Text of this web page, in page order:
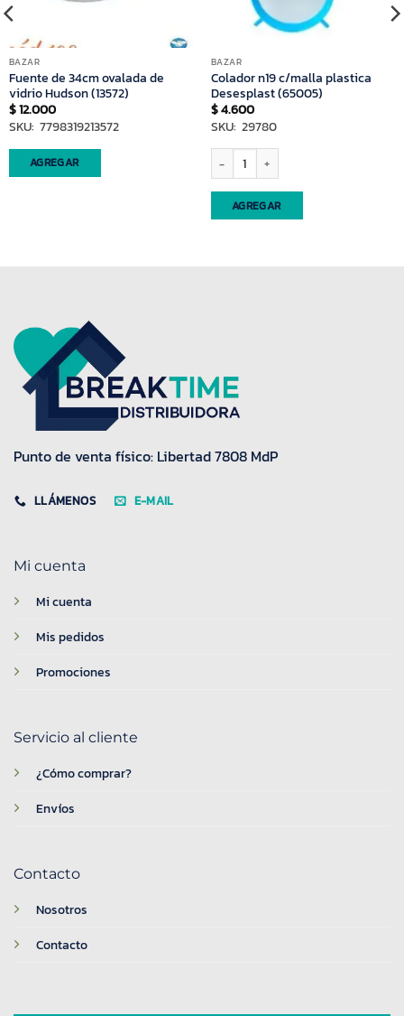
BAZAR
Fuente de 34cm ovalada de
vidrio Hudson (13572)
$12.000
SKU: 7798319213572
AGREGAR
BAZAR
Colador n19 c/malla plastica
Desesplast (65005)
$4.600
SKU: 29780
Colador n19 c/malla plastica
AGREGAR
Punto de venta físico: Libertad 7808 MdP
LLÁMENOS E-MAIL
Mi cuenta
Mi cuenta
Mis pedidos
Promociones
Servicio al cliente
¿Cómo comprar?
Envíos
Contacto
Nosotros
Contacto